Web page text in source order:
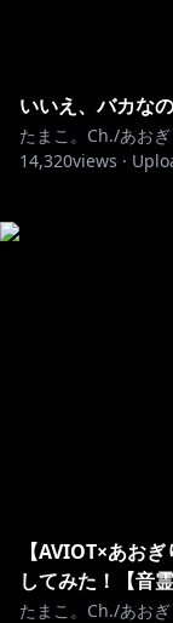
いいえ、バカな
たまこ。Ch./あお
14,320views ·
【AVIOT×あお
してみた！【音
たまこ。Ch./あお